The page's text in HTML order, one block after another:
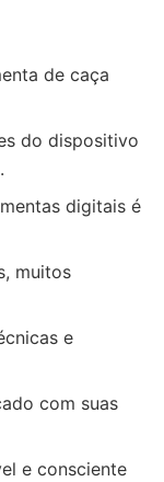
de caça
do dispositivo
digitais é
muitos
e
com suas
e consciente